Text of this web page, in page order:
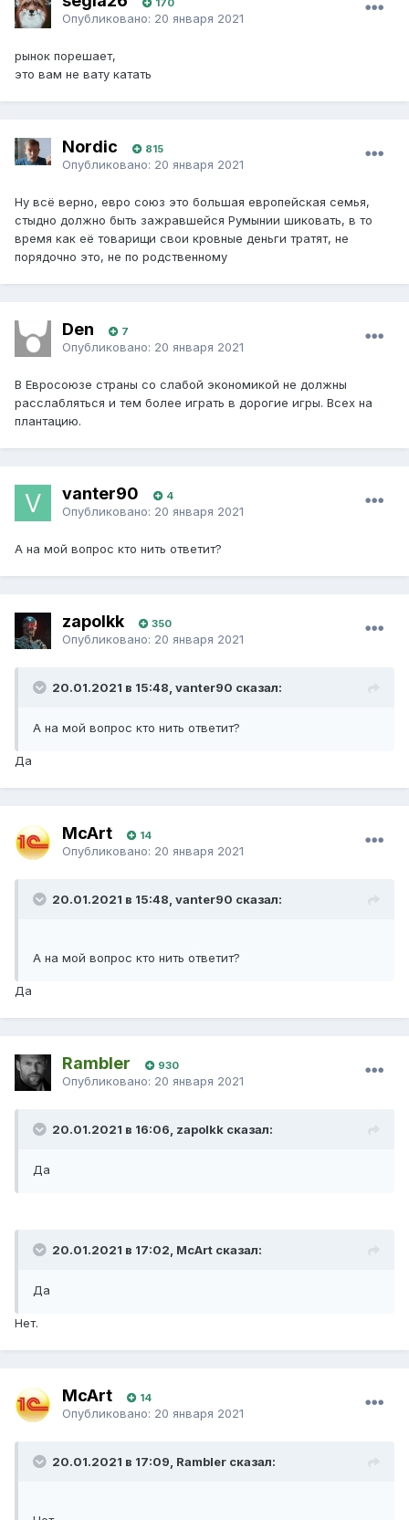
170
Опубликовано: 20 января 2021
рынок порешает,
это вам не вату катать
Nordic 815
Опубликовано: 20 января 2021
Ну всё верно, евро союз это большая европейская семья,
стыдно должно быть зажравшейся Румынии шиковать, в то
время как её товарищи свои кровные деньги тратят, не
порядочно это, не по родственному
Den 7
Опубликовано: 20 января 2021
В Евросоюзе страны со слабой экономикой не должны
расслабляться и тем более играть в дорогие игры. Всех на
плантацию.
vanter90 4
Опубликовано: 20 января 2021
А на мой вопрос кто нить ответит?
zapolkk 350
Опубликовано: 20 января 2021
20.01.2021 в 15:48, vanter90 сказал:
А на мой вопрос кто нить ответит?
Да
McArt 14
Опубликовано: 20 января 2021
20.01.2021 в 15:48, vanter90 сказал:
А на мой вопрос кто нить ответит?
Да
Rambler 930
Опубликовано: 20 января 2021
20.01.2021 в 16:06, zapolkk сказал:
Да
20.01.2021 в 17:02, McArt сказал:
Да
Нет.
McArt 14
Опубликовано: 20 января 2021
20.01.2021 в 17:09, Rambler сказал: